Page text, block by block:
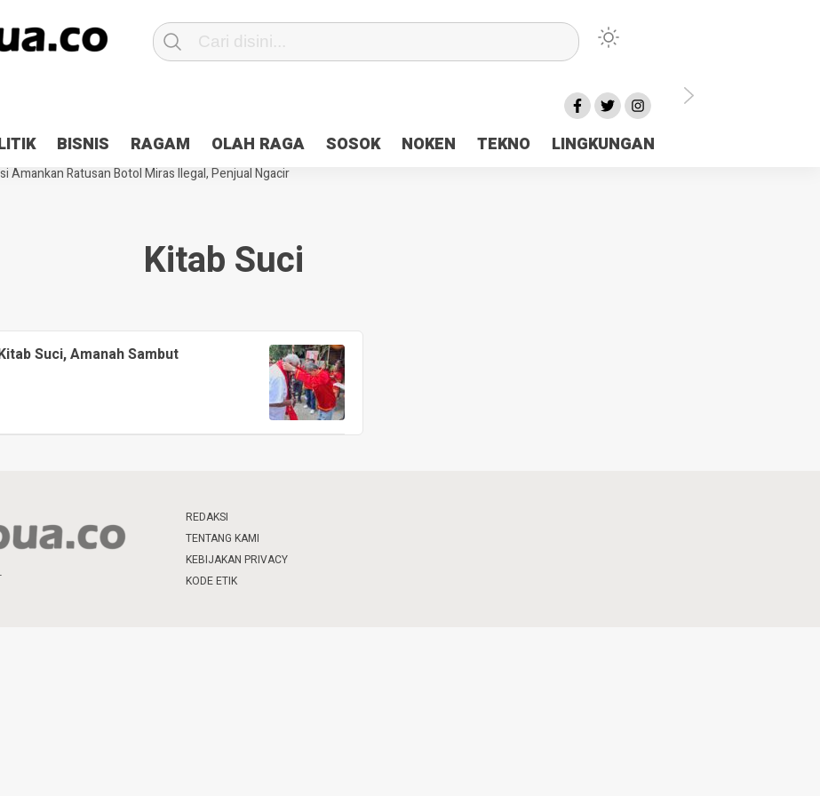
BISNIS RAGAM OLAH RAGA SOSOK NOKEN TEKNO LINGKUNGAN
Patroli 2×24 jam di Kota Jayapura
Pesan Sejuk Polri di Deklarasi Pemilu Ceria Tanah Papua
Sentani Terbakar
Hibah Pilkada Jayapura Cair 10 Persen, Deposit Kas Daerah Rp23 Miliar Disorot
Amankan Ratusan Botol Miras Ilegal, Penjual Ngacir
Kitab Suci
Suci, Amanah Sambut
REDAKSI
TENTANG KAMI
KEBIJAKAN PRIVACY
KODE ETIK